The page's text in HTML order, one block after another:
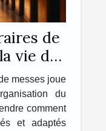
de
vie des
?messes joue
du
comment
et adaptés